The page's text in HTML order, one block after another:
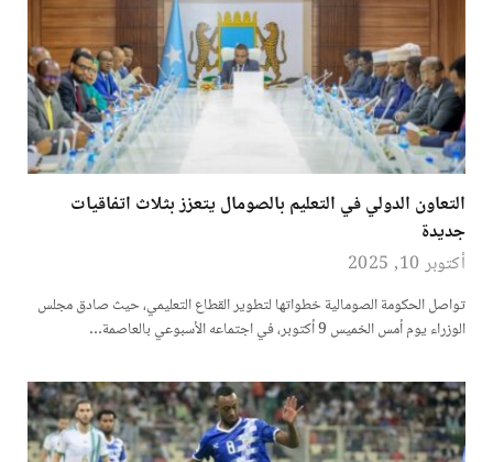
التعاون الدولي في التعليم بالصومال يتعزز بثلاث اتفاقيات
جديدة
أكتوبر 10, 2025
تواصل الحكومة الصومالية خطواتها لتطوير القطاع التعليمي، حيث صادق مجلس
الوزراء يوم أمس الخميس 9 أكتوبر، في اجتماعه الأسبوعي بالعاصمة…